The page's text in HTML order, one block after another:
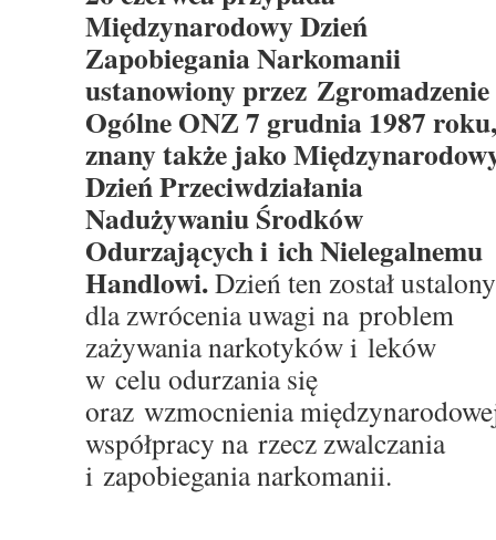
Międzynarodowy Dzień
Zapobiegania Narkomanii
ustanowiony przez Zgromadzenie
Ogólne ONZ 7 grudnia 1987 roku,
znany także jako
Dzień Przeciwdziałania
Nadużywaniu Środków
Odurzających i ich Nielegalnemu
Handlowi.Dzień ten został ustalony
dla zwrócenia uwagi na problem
zażywania narkotyków i leków
w celu odurzania się
oraz wzmocnienia
współpracy na rzecz zwalczania
i zapobiegania narkomanii.